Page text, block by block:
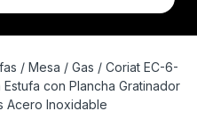
/ Mesa / Gas / Coriat EC-6-
Estufa con Plancha Gratinador
Acero Inoxidable